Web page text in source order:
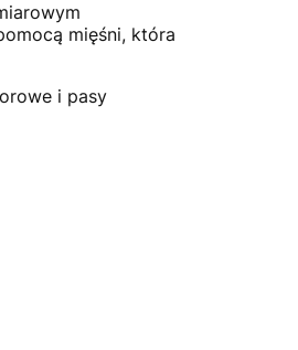
mięśni, która
i pasy